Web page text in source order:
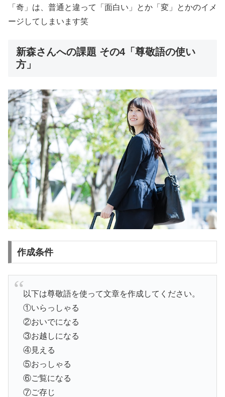
「奇」は、普通と違って「面白い」とか「変」とかのイメ
ージしてしまいます笑
新森さんへの課題 その4「尊敬語の使い
方」
作成条件
以下は尊敬語を使って文章を作成してください。
①いらっしゃる
②おいでになる
③お越しになる
④見える
⑤おっしゃる
⑥ご覧になる
⑦ご存じ